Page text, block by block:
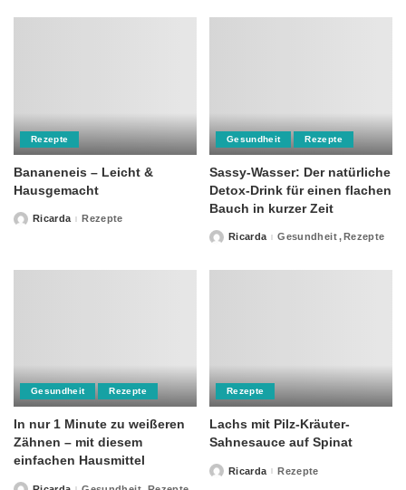
Rezepte
Bananeneis – Leicht &
Hausgemacht
PostedRicarda Rezepte
Gesundheit Rezepte
Sassy-Wasser: Der natürliche
Detox-Drink für einen flachen
Bauch in kurzer Zeit
PostedRicarda Gesundheit Rezepte
Gesundheit Rezepte
In nur 1 Minute zu weißeren
Zähnen – mit diesem
einfachen Hausmittel
Rezepte
Lachs mit Pilz-Kräuter-
Sahnesauce auf Spinat
PostedRicarda Rezepte